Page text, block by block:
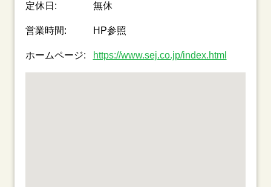
定休日: 無休
営業時間: HP参照
ホームページ: https://www.sej.co.jp/index.html